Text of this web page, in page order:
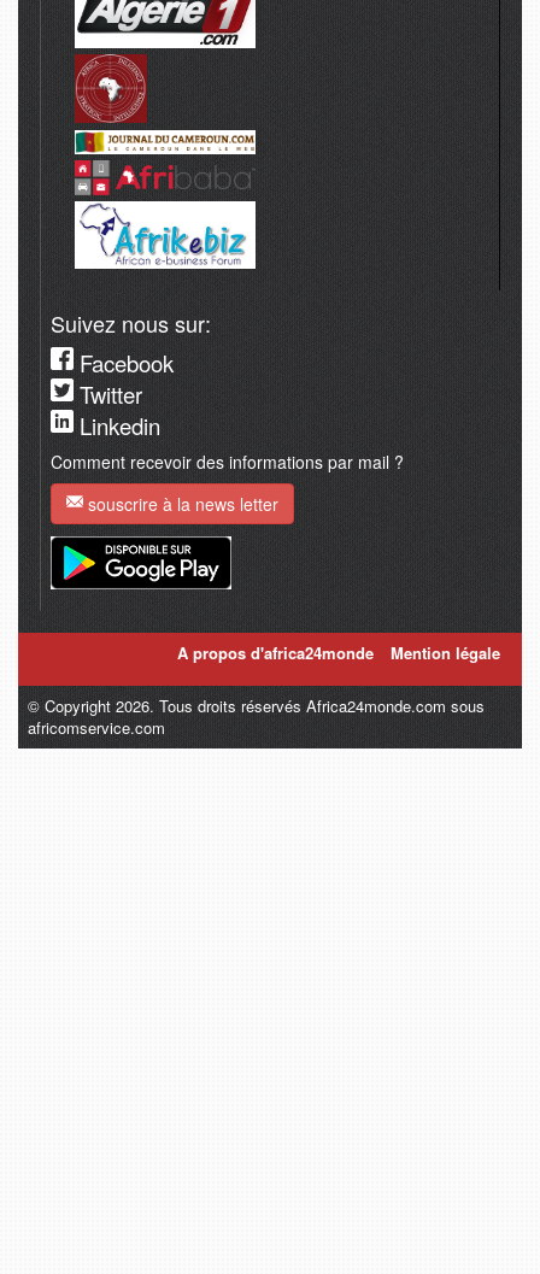
Suivez nous sur:
Facebook
Twitter
Linkedin
Comment recevoir des informations par mail ?
souscrire à la news letter
A propos d'africa24monde Mention légale
© Copyright 2026. Tous droits réservés Africa24monde.com sous
africomservice.com